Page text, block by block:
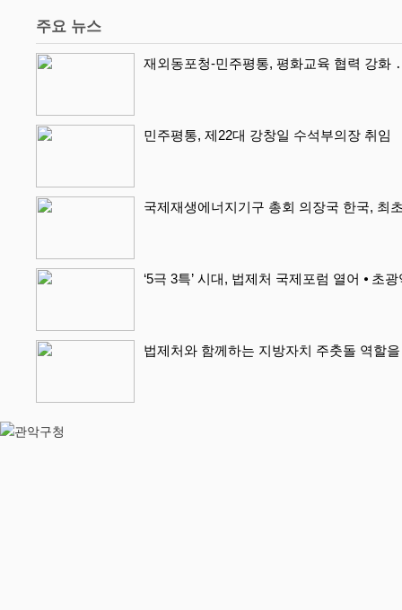
주요 뉴스
재외동포청-민주평통, 평화교육 협력 강화
민주평통, 제22대 강창일 수석부의장 취임
국제재생에너지기구 총회 의장국 한국, 최
‘5극 3특’ 시대, 법제처 국제포럼 열어 ⦁ 초
법제처와 함께하는 지방자치 주춧돌 역할